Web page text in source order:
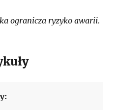
ogranicza ryzyko awarii.